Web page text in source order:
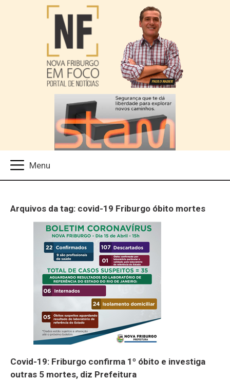
Arquivos da tag: covid-19 Friburgo óbito mortes
Covid-19: Friburgo confirma 1º óbito e investiga
outras 5 mortes, diz Prefeitura